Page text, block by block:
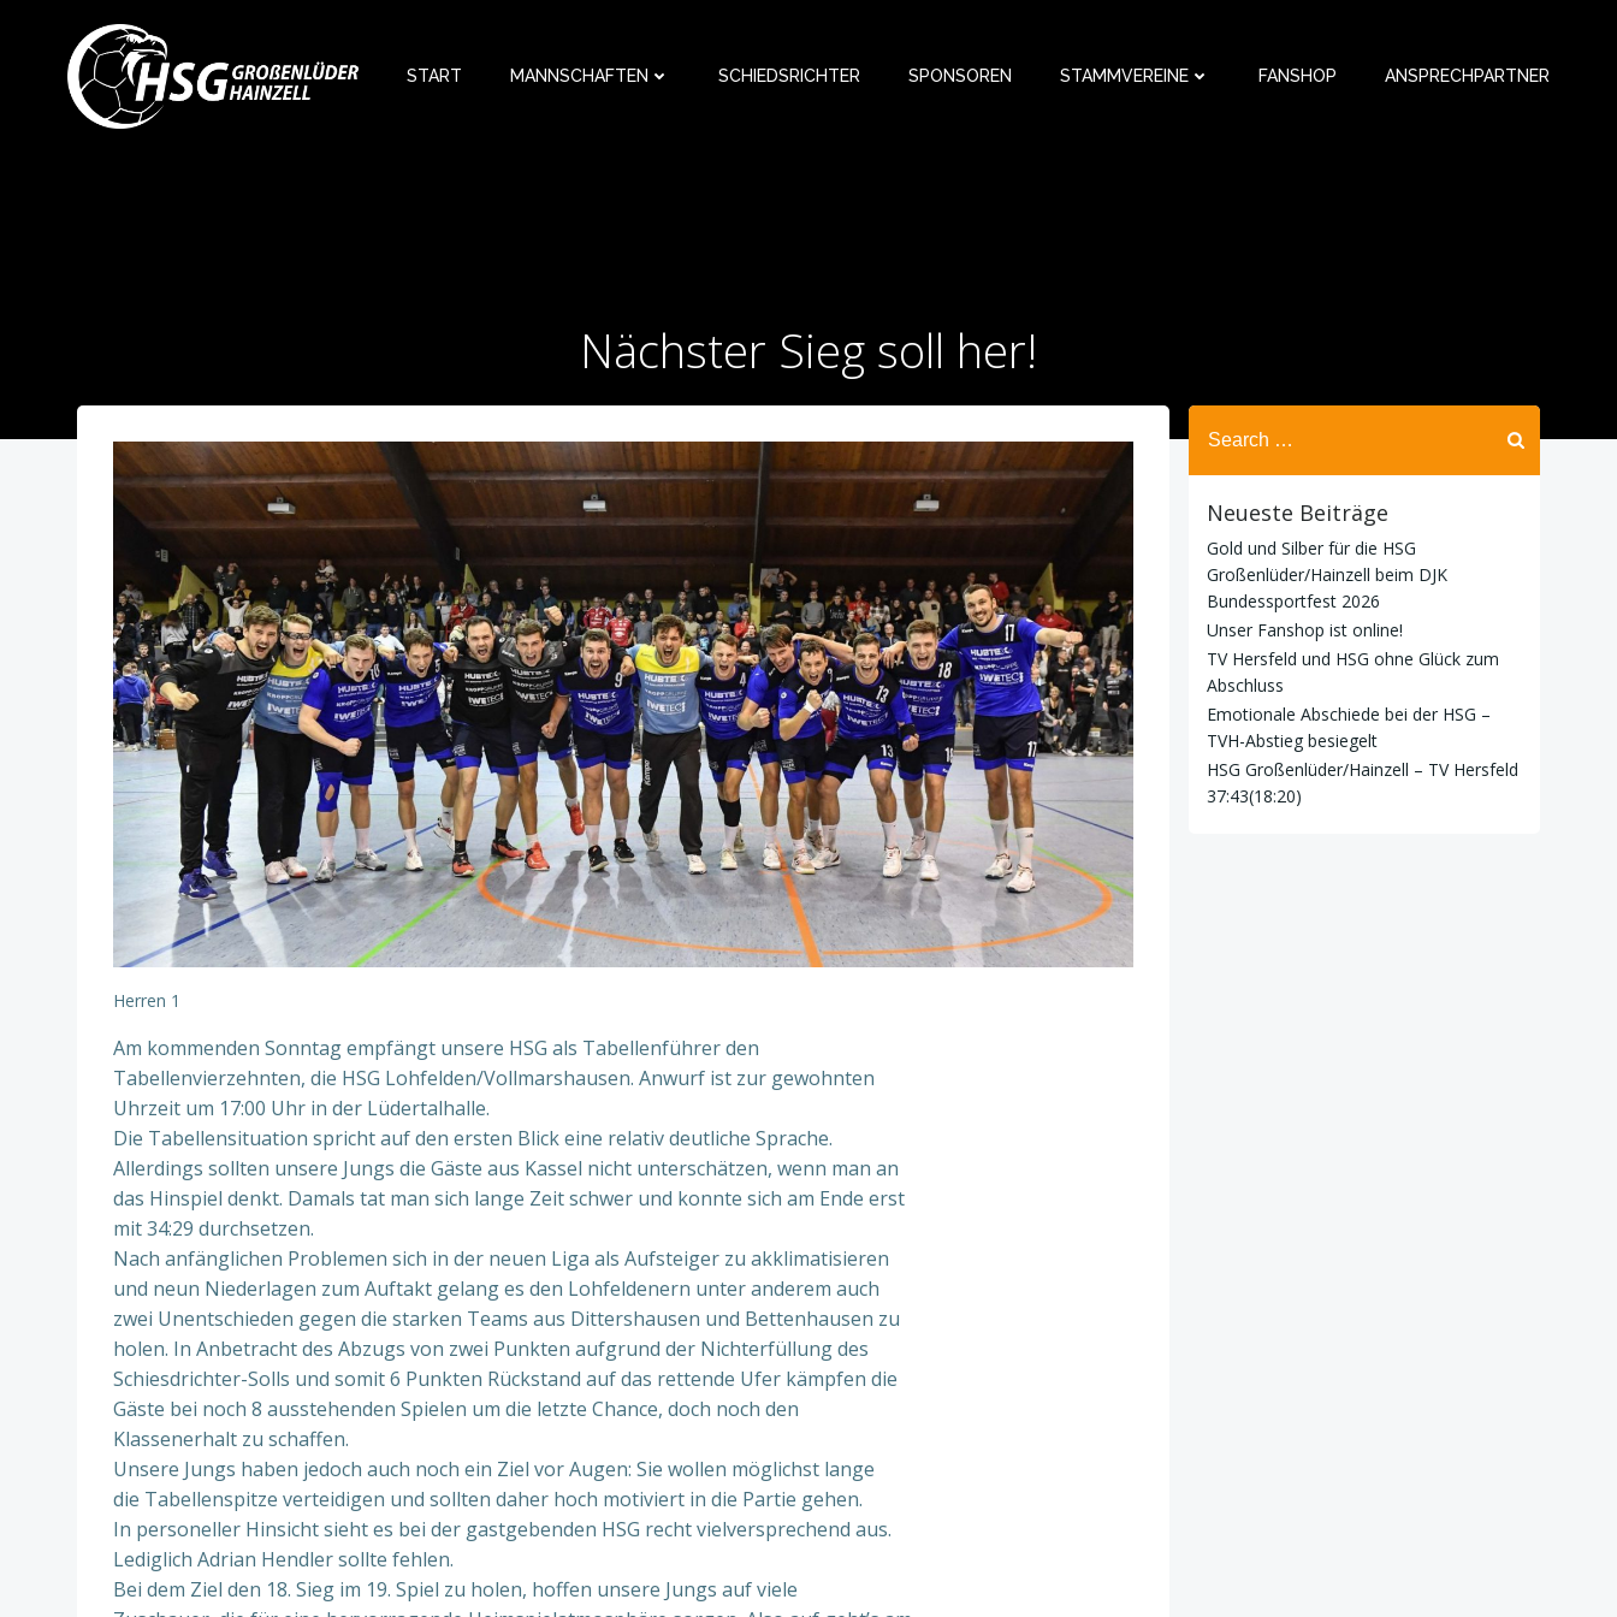
springen
START MANNSCHAFTEN SCHIEDSRICHTER SPONSOREN STAMMVEREINE FANSHOP ANSPRECHPARTNER
Nächster Sieg soll her!
Herren 1
Am kommenden Sonntag empfängt unsere HSG als Tabellenführer den
Tabellenvierzehnten, die HSG Lohfelden/Vollmarshausen. Anwurf ist zur gewohnten
Uhrzeit um 17:00 Uhr in der Lüdertalhalle.
Die Tabellensituation spricht auf den ersten Blick eine relativ deutliche Sprache.
Allerdings sollten unsere Jungs die Gäste aus Kassel nicht unterschätzen, wenn man an
das Hinspiel denkt. Damals tat man sich lange Zeit schwer und konnte sich am Ende erst
mit 34:29 durchsetzen.
Nach anfänglichen Problemen sich in der neuen Liga als Aufsteiger zu akklimatisieren
und neun Niederlagen zum Auftakt gelang es den Lohfeldenern unter anderem auch
zwei Unentschieden gegen die starken Teams aus Dittershausen und Bettenhausen zu
holen. In Anbetracht des Abzugs von zwei Punkten aufgrund der Nichterfüllung des
Schiesdrichter-Solls und somit 6 Punkten Rückstand auf das rettende Ufer kämpfen die
Gäste bei noch 8 ausstehenden Spielen um die letzte Chance, doch noch den
Klassenerhalt zu schaffen.
Unsere Jungs haben jedoch auch noch ein Ziel vor Augen: Sie wollen möglichst lange
die Tabellenspitze verteidigen und sollten daher hoch motiviert in die Partie gehen.
In personeller Hinsicht sieht es bei der gastgebenden HSG recht vielversprechend aus.
Lediglich Adrian Hendler sollte fehlen.
Bei dem Ziel den 18. Sieg im 19. Spiel zu holen, hoffen unsere Jungs auf viele
Search
for:
Neueste Beiträge
Gold und Silber für die HSG
Großenlüder/Hainzell beim DJK
Bundessportfest 2026
Unser Fanshop ist online!
TV Hersfeld und HSG ohne Glück zum
Abschluss
Emotionale Abschiede bei der HSG –
TVH-Abstieg besiegelt
HSG Großenlüder/Hainzell – TV Hersfeld
37:43(18:20)